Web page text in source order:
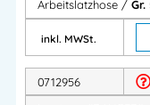
Robuste
Funktionelle
Alltagstauglichkeit.
Arbeitslatzhose / Gr.
inkl. MWSt.
0712956